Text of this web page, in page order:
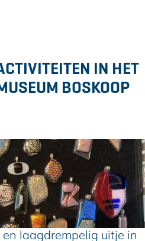
IN HET
BOSKOOP
laagdrempelig uitje in